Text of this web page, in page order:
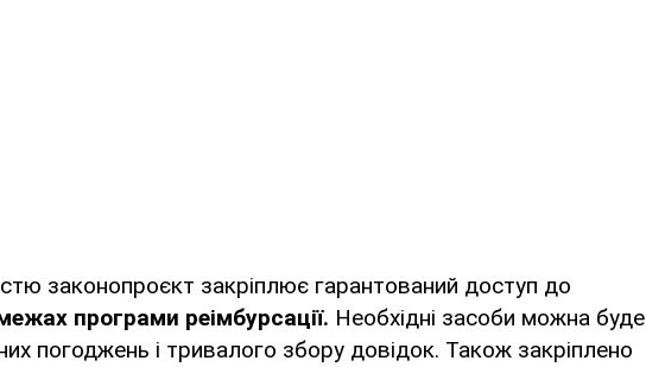
законопроєкт закріплює гарантований доступ до
програми реімбурсації. Необхідні засоби можна буде
погоджень і тривалого збору довідок. Також закріплено